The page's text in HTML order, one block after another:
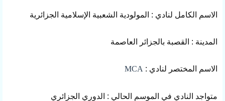
الاسم الكامل لنادي : المولودية الشعبية الإسلامية الجزائرية
المدينة : القصبة بالجزائر العاصمة
الاسم المختصر لنادي : MCA
متواجد النادي في الموسم الحالي : الدوري الجزائري